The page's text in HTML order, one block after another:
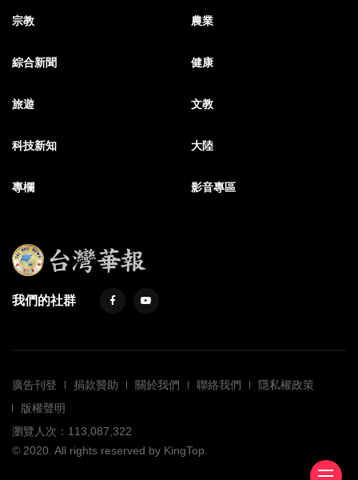
宗教 農業
綜合新聞 健康
旅遊 文教
科技新知 大陸
專欄 影音專區
我們的社群
廣告刊登 捐款贊助 關於我們 聯絡我們
隱私權政策
版權聲明
瀏覽人次：113,087,322
© 2020. All rights reserved by KingTop.